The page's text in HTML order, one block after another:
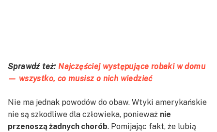
Sprawdź też: Najczęściej występujące robaki w domu
— wszystko, co musisz o nich wiedzieć
Nie ma jednak powodów do obaw. Wtyki amerykańskie
nie są szkodliwe dla człowieka, ponieważ nie
przenoszą żadnych chorób. Pomijając fakt, że lubią